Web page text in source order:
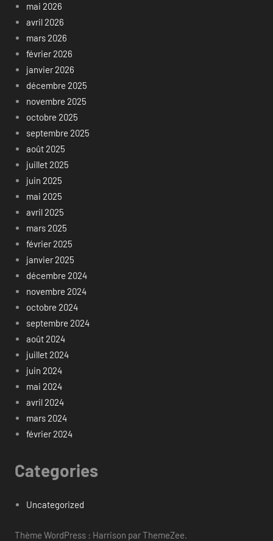
mai 2026
avril 2026
mars 2026
février 2026
janvier 2026
décembre 2025
novembre 2025
octobre 2025
septembre 2025
août 2025
juillet 2025
juin 2025
mai 2025
avril 2025
mars 2025
février 2025
janvier 2025
décembre 2024
novembre 2024
octobre 2024
septembre 2024
août 2024
juillet 2024
juin 2024
mai 2024
avril 2024
mars 2024
février 2024
Categories
Uncategorized
Thème WordPress : Harrison par ThemeZee.